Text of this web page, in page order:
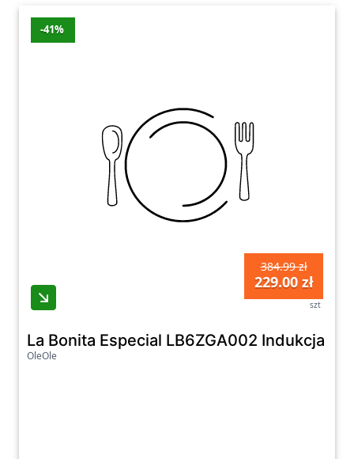
-41%
384.99 zł
229.00 zł
szt
La Bonita Especial LB6ZGA002 Indukcja
OleOle